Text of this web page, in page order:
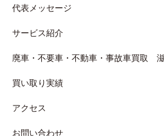
代表メッセージ
サービス紹介
廃車・不要車・不動車・事故車買取
買い取り実績
アクセス
お問い合わせ